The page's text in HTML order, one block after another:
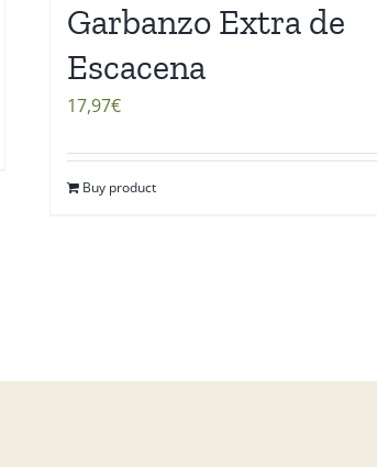
Garbanzo Extra de
Escacena
17,97€
Buy product